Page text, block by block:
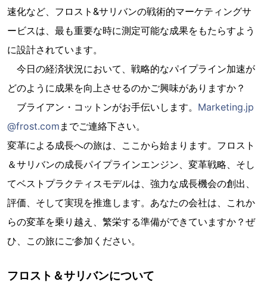
速化など、フロスト&サリバンの戦術的マーケティングサ
ービスは、最も重要な時に測定可能な成果をもたらすよう
に設計されています。
今日の経済状況において、戦略的なパイプライン加速が
どのように成果を向上させるのかご興味がありますか？
ブライアン・コットンがお手伝いします。 Marketing.jp
@frost.com までご連絡下さい。
変革による成長への旅は、ここから始まります。フロスト
＆サリバンの成長パイプラインエンジン、変革戦略、そし
てベストプラクティスモデルは、強力な成長機会の創出、
評価、そして実現を推進します。あなたの会社は、これか
らの変革を乗り越え、繁栄する準備ができていますか？ぜ
ひ、この旅にご参加ください。
フロスト＆サリバンについて